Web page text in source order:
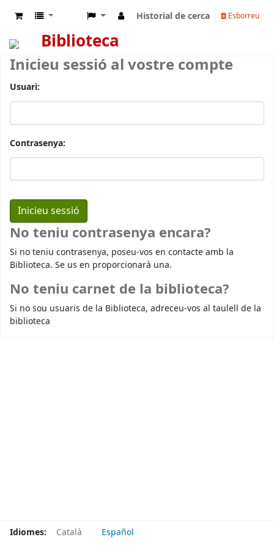
Historial de cerca Esborreu
Biblioteca
Inicieu sessió al vostre compte
Usuari:
Contrasenya:
No teniu contrasenya encara?
Si no teniu contrasenya, poseu-vos en contacte amb la
Biblioteca. Se us en proporcionarà una.
No teniu carnet de la biblioteca?
Si no sou usuaris de la Biblioteca, adreceu-vos al taulell de la
biblioteca
Idiomes: Català Español